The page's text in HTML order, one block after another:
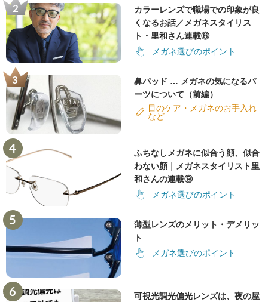
カラーレンズで職場での印象が良
くなるお話／メガネスタイリス
ト・里和さん連載⑥
メガネ選びのポイント
鼻パッド … メガネの気になるパ
ーツについて（前編）
目のケア・メガネのお手入れ
など
ふちなしメガネに似合う顔、似合
わない顏｜メガネスタイリスト里
和さんの連載⑨
メガネ選びのポイント
薄型レンズのメリット・デメリッ
ト
メガネ選びのポイント
可視光調光偏光レンズは、夜の屋